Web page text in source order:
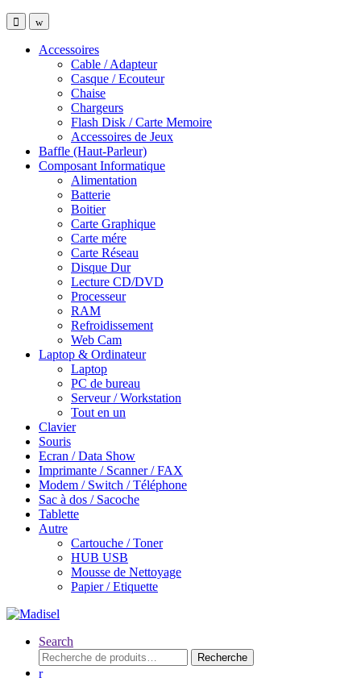
Accessoires
Cable / Adapteur
Casque / Ecouteur
Chaise
Chargeurs
Flash Disk / Carte Memoire
Accessoires de Jeux
Baffle (Haut-Parleur)
Composant Informatique
Alimentation
Batterie
Boitier
Carte Graphique
Carte mére
Carte Réseau
Disque Dur
Lecture CD/DVD
Processeur
RAM
Refroidissement
Web Cam
Laptop & Ordinateur
Laptop
PC de bureau
Serveur / Workstation
Tout en un
Clavier
Souris
Ecran / Data Show
Imprimante / Scanner / FAX
Modem / Switch / Téléphone
Sac à dos / Sacoche
Tablette
Autre
Cartouche / Toner
HUB USB
Mousse de Nettoyage
Papier / Etiquette
Search
Recherche
pour :
Recherche